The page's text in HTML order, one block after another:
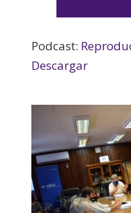
Podcast:
Descargar